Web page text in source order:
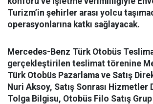
Turizm’in şehirler arası yolcu
operasyonlarına katkı sağlayacak.
Mercedes-Benz Türk Otobüs
gerçekleştirilen teslimat törenine
Türk Otobüs Pazarlama ve Satış
Nuri Aksoy, Satış Sonrası Hizmetler
Tolga Bilgisu, Otobüs Filo Satış